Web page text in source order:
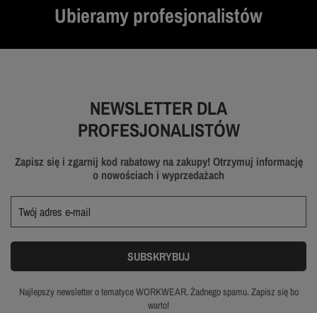
Ubieramy profesjonalistów
NEWSLETTER DLA
PROFESJONALISTÓW
Zapisz się i zgarnij kod rabatowy na zakupy! Otrzymuj informację
o nowościach i wyprzedażach
Najlepszy newsletter o tematyce WORKWEAR. Żadnego spamu. Zapisz się bo
warto!